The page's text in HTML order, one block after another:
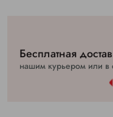
Бесплатная
нашим курьером или в